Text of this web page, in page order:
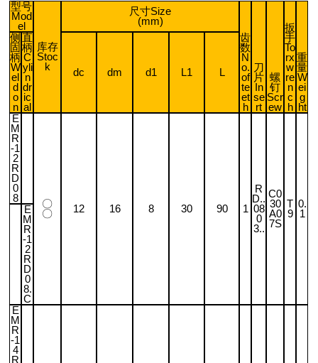
型号
Mod
el
库存
Stoc
k
尺寸Size
(mm)
齿
数
N
o.
of
te
et
h
刀
片
In
se
rt
螺
钉
Scr
ew
扳
手
To
rx
w
re
n
c
h
重
量
W
ei
g
ht
侧
固
柄
W
el
d
o
n
直
柄
C
yli
n
dr
ic
al
dc dm d1 L1 L
E
M
R
-1
2
R
D
0
8
〇
〇
12 16 8 30 90 1
R
D..
08
0
3..
C0
30
A0
7S
T
9
0.
1
E
M
R
-1
2
R
D
0
8.
C
E
M
R
-1
4
R